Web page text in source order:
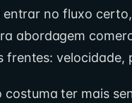
entrar no fluxo
abordagem
frentes:
costuma ter mais